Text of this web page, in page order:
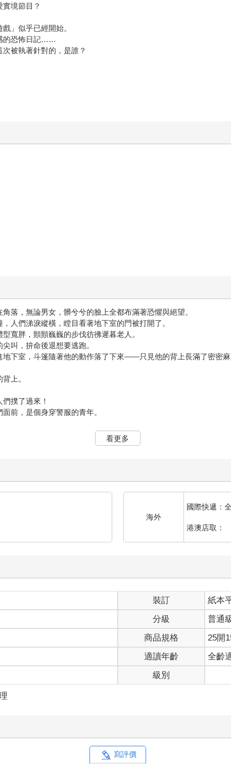
實境節目？
」似乎已經開始。
的恐怖日記……
被執著針對的，是誰？
落，無論男女，髒兮兮的臉上全都布滿著恐懼與絕望。
人們涕淚縱橫，瞠目看著地下室的門被打開了。
寬胖，顫顫巍巍的步伐彷彿遲暮老人。
叫，拚命後退想要逃跑。
下室，斗篷隨著他的動作落了下來——只見他的背上長滿了密密
上。
撲了過來！
前，是個身穿警服的青年。
殺人魔臉上一噴，頓時白霧瀰漫。然而卻沒能阻止殺人魔的行動。
他殺人，他繼續往前俯衝，沒想到，忽然一個紅色鋼瓶破開白霧
面感謝莊天然。
糊，他再次咧開嘴，僅牽動右邊的嘴角，看起來詭異非常，「嘻
支滅火器，咬緊牙關，呈現備戰狀態，儘管知道毫無用處。
其他老弱婦孺。
間定格，「喀咚！」怪物頭顱落地，手裡的電鋸也掉落在地，身體
，他的臉就要被鋸成兩半。
朝他走來。
優雅，潮濕的上衣僅是襯托他修長緊緻的身段。
開莊天然被割斷的劉海，秀麗的眼眸透著惋惜，嘆道：「晚了。」
身，有著一閃即逝的放鬆與感激，「你不是剛才進入關卡了？怎麼
外，與眾人隔絕。
蕭生一離開，他們之中一名駝背、看似不起眼的玩家突然露出真
回來了，難道他其實沒有進入關卡，只是躲在屋外，等殺人魔露出
，想著自己是不是記錯了時間。
「要不是你，我可能已經出事，你是從哪裡找出電鋸的？」
看更多
海外
國際快遞：
港澳店取：
裝訂
紙本
分級
普通
商品規格
25開
適讀年齡
全齡
級別
寫評價